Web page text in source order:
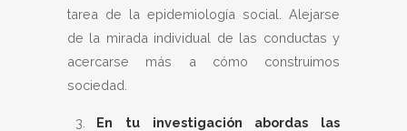
tarea de la epidemiología social. Alejarse
de la mirada individual de las conductas y
acercarse más a cómo construimos
sociedad.
En tu investigación abordas las